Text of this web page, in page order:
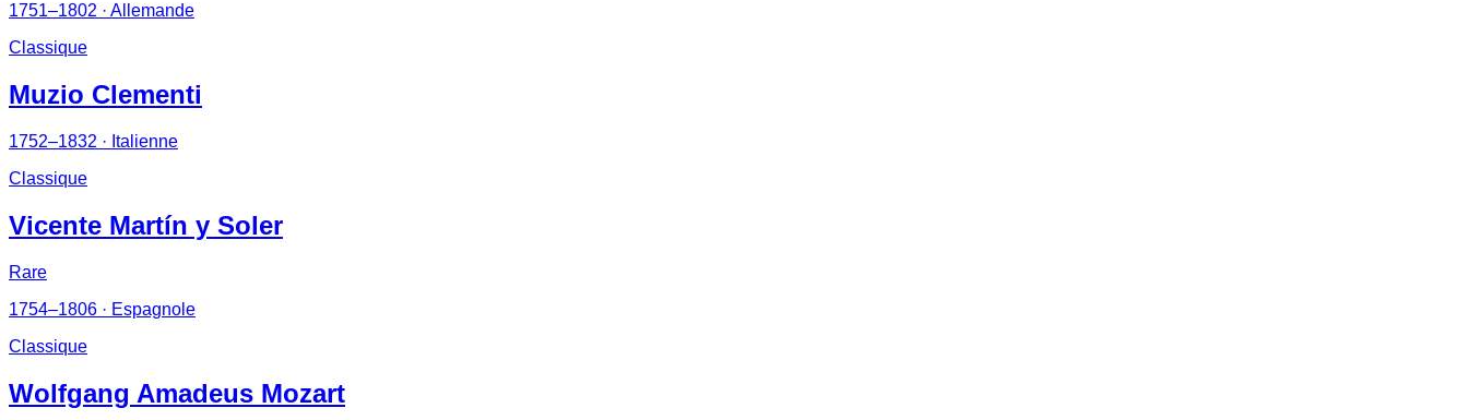
1751–1802 · Allemande
Classique
Muzio Clementi
1752–1832 · Italienne
Classique
Vicente Martín y Soler
Rare
1754–1806 · Espagnole
Classique
Wolfgang Amadeus Mozart